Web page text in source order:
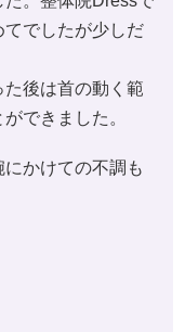
でしたが少しだ
後は首の動く範
できました。
かけての不調も